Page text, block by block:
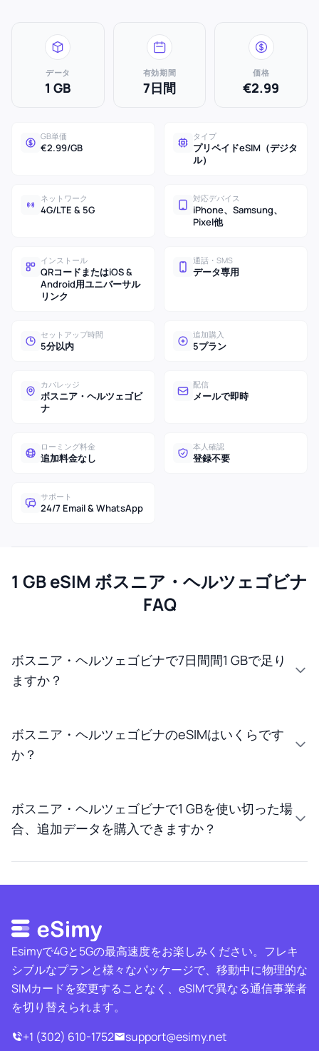
データ
1 GB
有効期間
7日間
価格
€2.99
GB単価
€2.99/GB
タイプ
プリペイドeSIM（デジタ
ル）
ネットワーク
4G/LTE & 5G
対応デバイス
iPhone、Samsung、
Pixel他
インストール
QRコードまたはiOS &
Android用ユニバーサル
リンク
通話・SMS
データ専用
セットアップ時間
5分以内
追加購入
5プラン
カバレッジ
ボスニア・ヘルツェゴビ
ナ
配信
メールで即時
ローミング料金
追加料金なし
本人確認
登録不要
サポート
24/7 Email & WhatsApp
1 GB eSIM ボスニア・ヘルツェゴビナ
FAQ
ボスニア・ヘルツェゴビナで7日間間1 GBで足り
ますか？
ボスニア・ヘルツェゴビナのeSIMはいくらです
か？
ボスニア・ヘルツェゴビナで1 GBを使い切った場
合、追加データを購入できますか？
Esimyで4Gと5Gの最高速度をお楽しみください。フレキ
シブルなプランと様々なパッケージで、移動中に物理的な
SIMカードを変更することなく、eSIMで異なる通信事業者
を切り替えられます。
+1 (302) 610-1752
support@esimy.net